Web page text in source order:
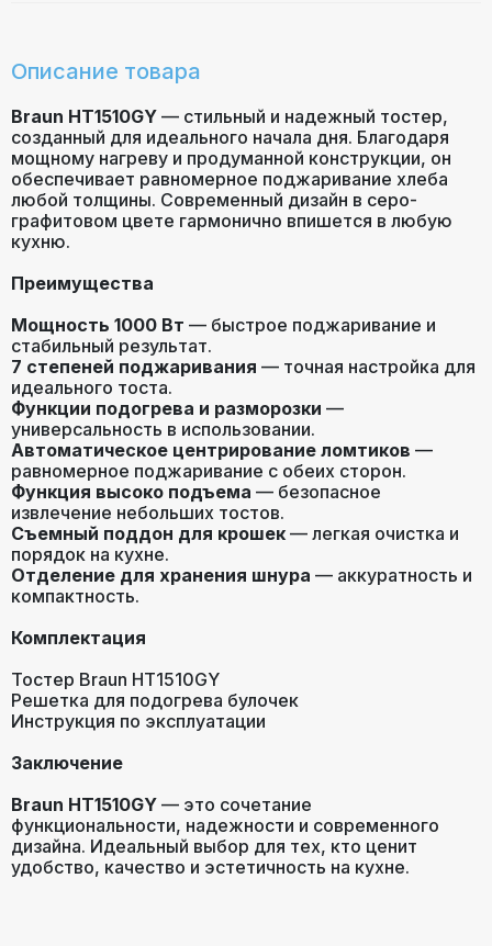
Описание товара
Braun HT1510GY — стильный и надежный тостер,
созданный для идеального начала дня. Благодаря
мощному нагреву и продуманной конструкции, он
обеспечивает равномерное поджаривание хлеба
любой толщины. Современный дизайн в серо-
графитовом цвете гармонично впишется в любую
кухню.
Преимущества
Мощность 1000 Вт — быстрое поджаривание и
стабильный результат.
7 степеней поджаривания — точная настройка для
идеального тоста.
Функции подогрева и разморозки —
универсальность в использовании.
Автоматическое центрирование ломтиков —
равномерное поджаривание с обеих сторон.
Функция высоко подъема — безопасное
извлечение небольших тостов.
Съемный поддон для крошек — легкая очистка и
порядок на кухне.
Отделение для хранения шнура — аккуратность и
компактность.
Комплектация
Тостер Braun HT1510GY
Решетка для подогрева булочек
Инструкция по эксплуатации
Заключение
Braun HT1510GY — это сочетание
функциональности, надежности и современного
дизайна. Идеальный выбор для тех, кто ценит
удобство, качество и эстетичность на кухне.